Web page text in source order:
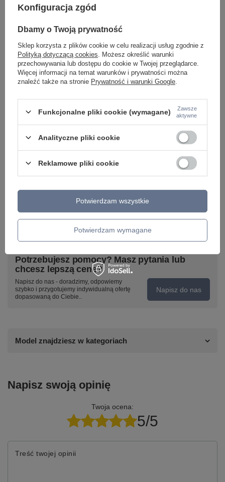
Lampa wisząca Alata Italux PLF-72836-230R-18W-
PROMOCJA
Lampa wisząca
296,00 zł
423,00 zł -30%
Potrzebujesz pomocy? Masz pytania lub
chcesz lepszą cenę?
Napisz do nas - doradzimy, odpowiemy
szybko i przygotujemy indywidualną ofertę
dopasowaną do Ciebie..
Napisz do nas
Model znajdziesz w kategoriach
Napisz swoją opinię
Twoja ocena:
5/5
Treść twojej opinii
Konfiguracja zgód
Dbamy o Twoją prywatność
Sklep korzysta z plików cookie w celu realizacji usług zgodnie z
Polityką dotyczącą cookies . Możesz określić warunki
przechowywania lub dostępu do cookie w Twojej przeglądarce.
Więcej informacji na temat warunków i prywatności można
znaleźć także na stronie Prywatność i warunki Google
Funkcjonalne pliki cookie (wymagane)
Zawsze
aktywne
Analityczne pliki cookie
Reklamowe pliki cookie
Potwierdzam wymagane
Potwierdzam wszystkie